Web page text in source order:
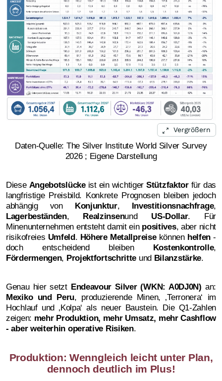
Vergrößern
Daten-Quelle: The Silver Institute World Silver Survey
2026 ; Eigene Darstellung
Diese Angebotslückeist ein wichtigerStützfaktorfür das
langfristige Preisbild. Konkrete Prognosen bleiben jedoch
abhängig von Konjunktur, Investitionsnachfrage,
Lagerbeständen, Realzinsenund US-Dollar. Für
Minenunternehmen entsteht damit ein positives, aber nicht
risikofreies Umfeld. Höhere Metallpreisekönnen helfen -
doch entscheidend bleiben Kostenkontrolle,
Fördermengen, Projektfortschritte und Bilanzstärke.
Genau hier setzt Endeavour Silver (WKN: A0DJ0N) an:
Mexiko und Peru, produzierende Minen, ‚Terronera‘ im
Hochlauf und ‚Kolpa‘ als neuer Baustein. Die Q1-Zahlen
zeigen: mehr Produktion, mehr Umsatz, mehr Cashflow
- aber weiterhin operative Risiken.
Produktion: Wenngleich leicht unter Plan,
dennoch deutlich im Plus!